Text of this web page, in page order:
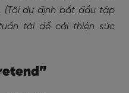
(Tôi dự định bắt đầu tập
tới để cải thiện sức